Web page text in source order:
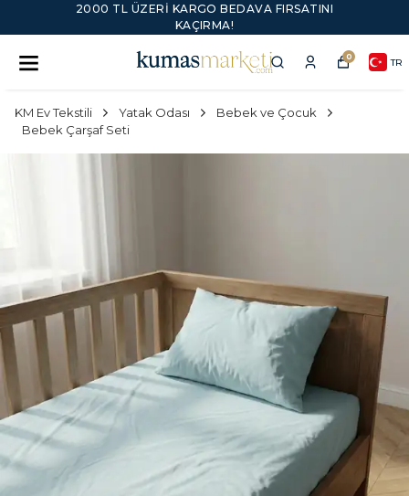
2000 TL ÜZERI KARGO BEDAVA FIRSATINI
KAÇIRMA!
0 TR
KM Ev Tekstili Yatak Odası
Bebek ve Çocuk
Bebek Çarşaf Seti